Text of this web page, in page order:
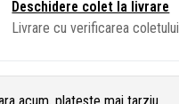
Deschidere colet la livrare
Livrare cu verificarea coletului
acum, plateste mai tarziu